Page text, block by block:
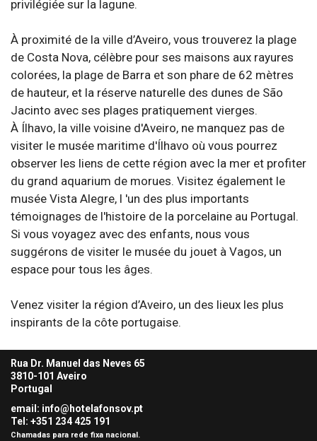
privilégiée sur la lagune.
À proximité de la ville d’Aveiro, vous trouverez la plage
de Costa Nova, célèbre pour ses maisons aux rayures
colorées, la plage de Barra et son phare de 62 mètres
de hauteur, et la réserve naturelle des dunes de São
Jacinto avec ses plages pratiquement vierges.
À Ílhavo, la ville voisine d'Aveiro, ne manquez pas de
visiter le musée maritime d'Ílhavo où vous pourrez
observer les liens de cette région avec la mer et profiter
du grand aquarium de morues. Visitez également le
musée Vista Alegre, l 'un des plus importants
témoignages de l'histoire de la porcelaine au Portugal.
Si vous voyagez avec des enfants, nous vous
suggérons de visiter le musée du jouet à Vagos, un
espace pour tous les âges.
Venez visiter la région d’Aveiro, un des lieux les plus
inspirants de la côte portugaise.
Rua Dr. Manuel das Neves 65
3810-101 Aveiro
Portugal
email: info@hotelafonsov.pt
Tel: +351 234 425 191
Chamadas para rede fixa nacional.